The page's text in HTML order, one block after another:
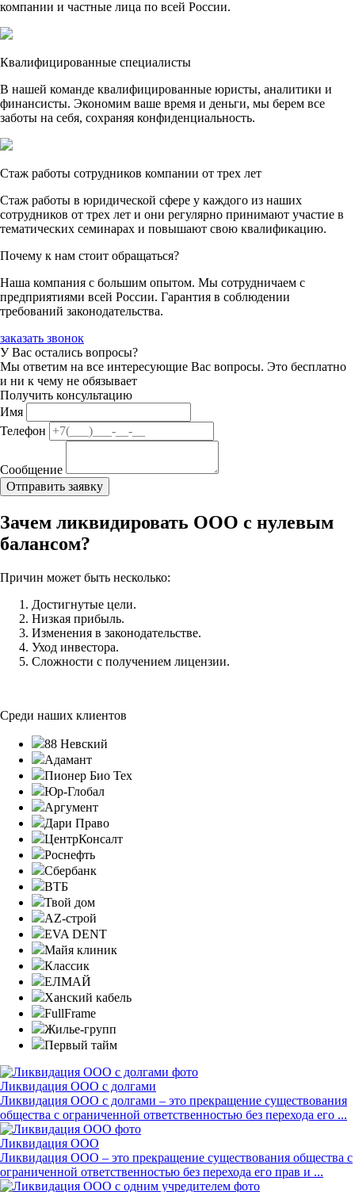
компании и частные лица по всей России.
Квалифицированные специалисты
В нашей команде квалифицированные юристы, аналитики и
финансисты. Экономим ваше время и деньги, мы берем все
заботы на себя, сохраняя конфиденциальность.
Стаж работы сотрудников компании от трех лет
Стаж работы в юридической сфере у каждого из наших
сотрудников от трех лет и они регулярно принимают участие в
тематических семинарах и повышают свою квалификацию.
Почему к нам стоит обращаться?
Наша компания с большим опытом. Мы сотрудничаем с
предприятиями всей России. Гарантия в соблюдении
требований законодательства.
заказать звонок
У Вас остались вопросы?
Мы ответим на все интересующие Вас вопросы. Это бесплатно
и ни к чему не обязывает
Получить консультацию
Имя
Телефон
Сообщение
Зачем ликвидировать ООО с нулевым
балансом?
Причин может быть несколько:
Достигнутые цели.
Низкая прибыль.
Изменения в законодательстве.
Уход инвестора.
Сложности с получением лицензии.
Среди наших клиентов
88 Невский
Адамант
Пионер Био Тех
Юр-Глобал
Аргумент
Дари Право
ЦентрКонсалт
Роснефть
Сбербанк
ВТБ
Твой дом
AZ-строй
EVA DENT
Майя клиник
Классик
ЕЛМАЙ
Ханский кабель
FullFrame
Жилье-групп
Первый тайм
Ликвидация ООО с долгами
Ликвидация ООО с долгами – это прекращение существования
общества с ограниченной ответственностью без перехода его ...
Ликвидация ООО
Ликвидация ООО – это прекращение существования общества с
ограниченной ответственностью без перехода его прав и ...